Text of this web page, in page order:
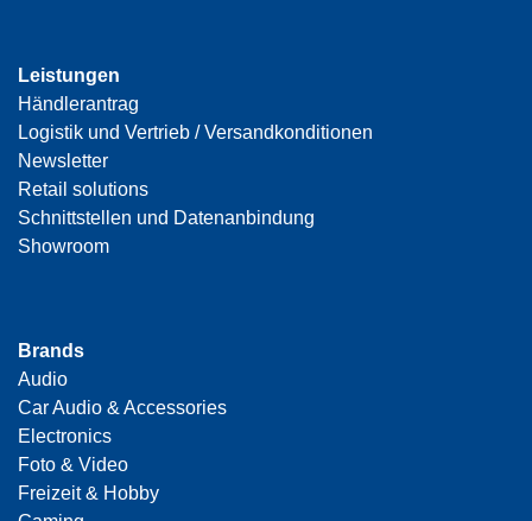
Leistungen
Händlerantrag
Logistik und Vertrieb / Versandkonditionen
Newsletter
Retail solutions
Schnittstellen und Datenanbindung
Showroom
Brands
Audio
Car Audio & Accessories
Electronics
Foto & Video
Freizeit & Hobby